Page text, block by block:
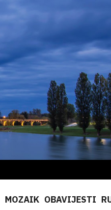
MOZAIK OBAVIJESTI